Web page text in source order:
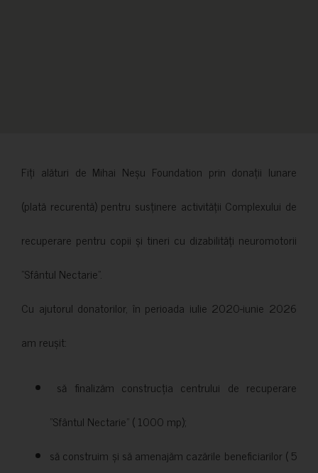
Fiți alături de Mihai Neșu Foundation prin donații lunare
(plată recurentă) pentru susținere activității Complexului de
recuperare pentru copii și tineri cu dizabilități neuromotorii
”Sfântul Nectarie”.
Cu ajutorul donatorilor, în perioada iulie 2020-iunie 2026
am reușit:
să finalizăm construcția centrului de recuperare
”Sfântul Nectarie” ( 1000 mp);
să construim și să amenajăm cazările beneficiarilor ( 5